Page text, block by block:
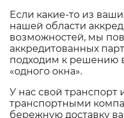
Если какие-то из
нашей области
возможностей, мы
аккредитованных
подходим к решению
«одного окна».
У нас свой
транспортными
бережную доставку